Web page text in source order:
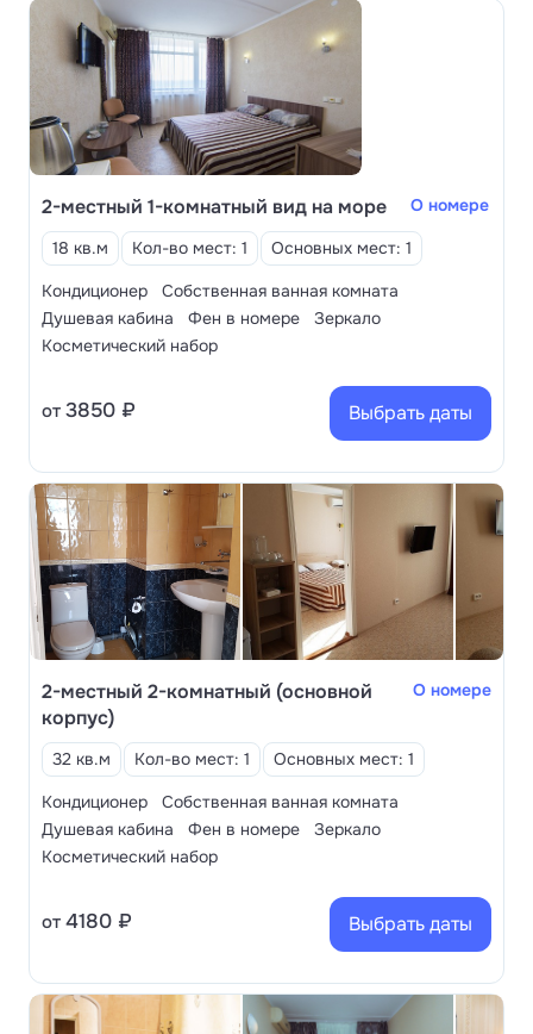
2-местный 1-комнатный вид на море
О номере
18 кв.м
Кол-во мест: 1
Основных мест: 1
Кондиционер
Собственная ванная комната
Душевая кабина
Фен в номере
Зеркало
Косметический набор
от 3850 ₽ Выбрать даты
2-местный 2-комнатный (основной
корпус)
О номере
32 кв.м Кол-во мест: 1
Основных мест: 1
Кондиционер
Собственная ванная комната
Душевая кабина
Фен в номере
Зеркало
Косметический набор
от 4180 ₽ Выбрать даты